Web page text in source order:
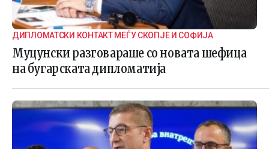
ДИПЛОМАТСКИ КОНТАКТ МЕЃУ СКОПЈЕ И СОФИЈА
Муцунски разговараше со новата шефица
на бугарската дипломатија